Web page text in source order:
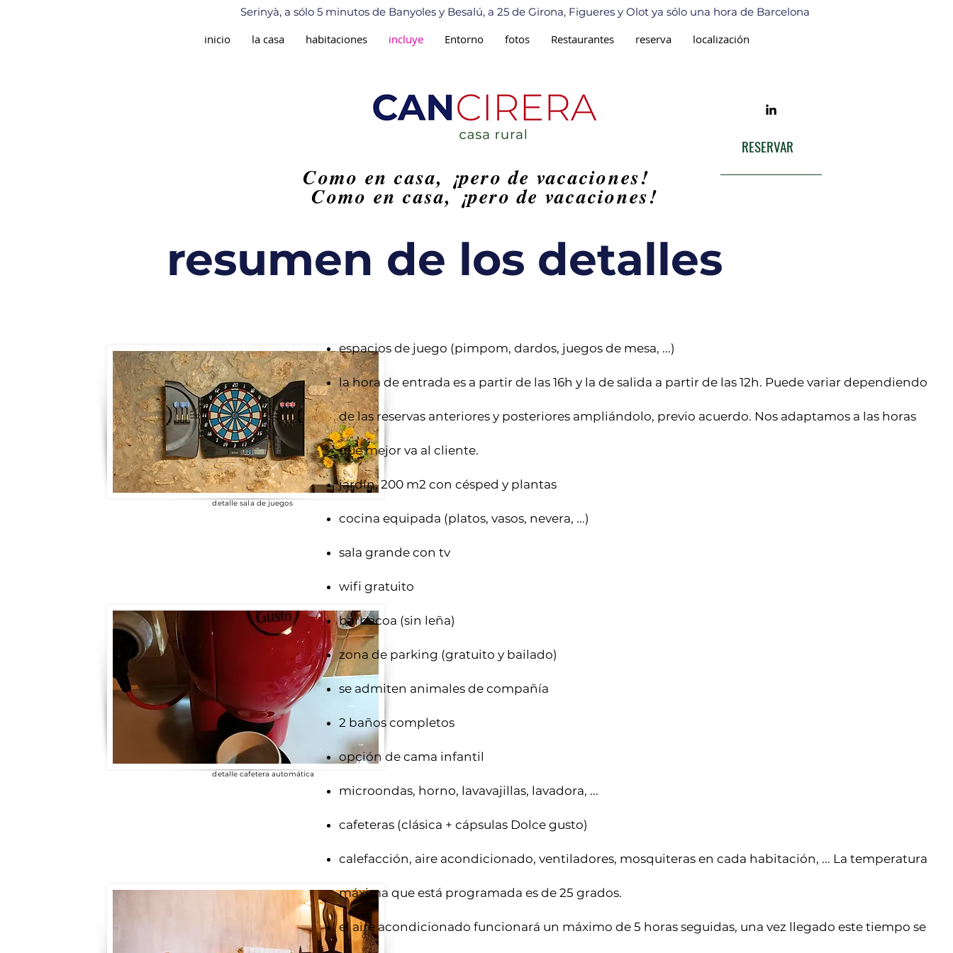
Serinyà, a sólo 5 minutos de Banyoles y Besalú, a 25 de Girona, Figueres y Olot ya sólo una hora de Barcelona
inicio la casa habitaciones incluye Entorno fotos Restaurantes reserva localización
RESERVAR
Como en casa, ¡pero de vacaciones!
Como en casa, ¡pero de vacaciones!
detalle sala de juegos
detalle cafetera automática
resumen de los detalles​
espacios de juego (pimpom, dardos, juegos de mesa, ...)
la hora de entrada es a partir de las 16h y la de salida a partir de las 12h. Puede variar dependiendo
de las reservas anteriores y posteriores ampliándolo, previo acuerdo. Nos adaptamos a las horas
que mejor va al cliente.
jardín, 200 m2 con césped y plantas
cocina equipada (platos, vasos, nevera, ...)
sala grande con tv
wifi gratuito
barbacoa (sin leña)
zona de parking (gratuito y bailado)
se admiten animales de compañía
2 baños completos
opción de cama infantil
microondas, horno, lavavajillas, lavadora, ...
cafeteras (clásica + cápsulas Dolce gusto)
calefacción, aire acondicionado, ventiladores, mosquiteras en cada habitación, ... La temperatura
máxima que está programada es de 25 grados.
el aire acondicionado funcionará un máximo de 5 horas seguidas, una vez llegado este tiempo se